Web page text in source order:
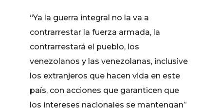
“Ya la guerra integral no la va a
contrarrestar la fuerza armada, la
contrarrestará el pueblo, los
venezolanos y las venezolanas, inclusive
los extranjeros que hacen vida en este
país, con acciones que garanticen que
los intereses nacionales se mantengan”